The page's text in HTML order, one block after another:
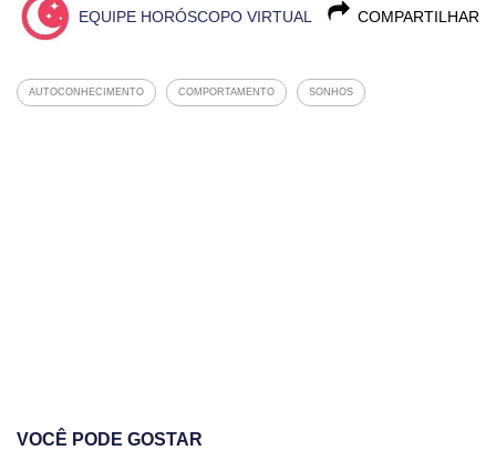
COMPARTILHAR
EQUIPE HORÓSCOPO VIRTUAL
AUTOCONHECIMENTO COMPORTAMENTO SONHOS
VOCÊ PODE GOSTAR